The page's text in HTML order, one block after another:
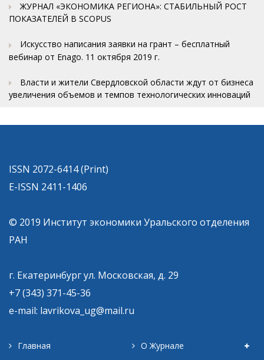
ЖУРНАЛ «ЭКОНОМИКА РЕГИОНА»: СТАБИЛЬНЫЙ РОСТ
ПОКАЗАТЕЛЕЙ В SCOPUS
Искусство написания заявки на грант – бесплатный
вебинар от Enago. 11 октября 2019 г.
Власти и жители Свердловской области ждут от бизнеса
увеличения объемов и темпов технологических инноваций
ISSN 2072-6414 (Print)
E-ISSN 2411-1406
© 2019 Институт экономики Уральского отделения
РАН
г. Екатеринбург ул. Московская, д. 29
+7 (343) 371-45-36
e-mail: lavrikova_ug@mail.ru
Главная
О Журнале